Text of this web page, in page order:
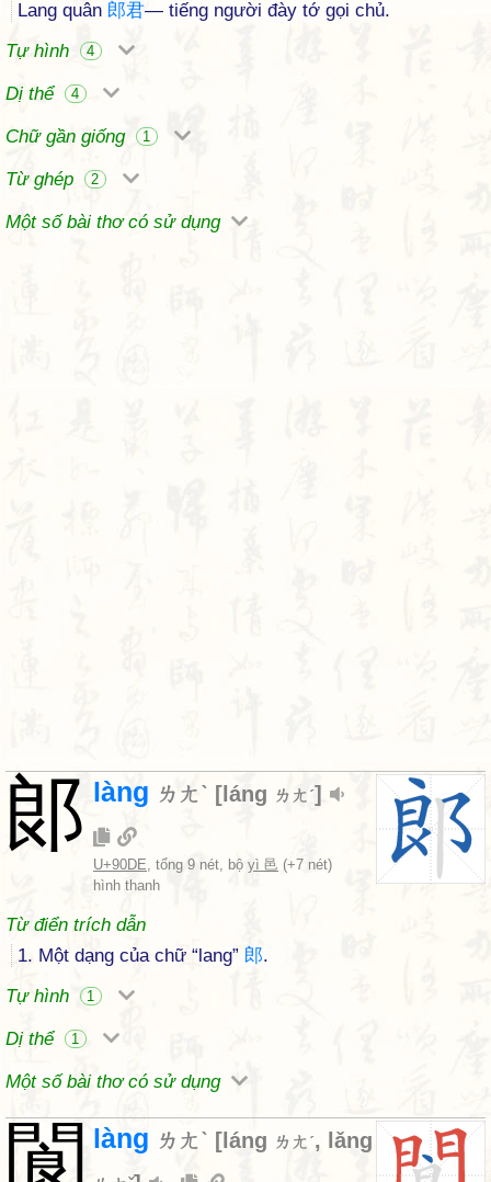
Lang quân 郎君— tiếng người đày tớ gọi chủ.
Tự hình
4
Dị thể 4
Chữ gần giống 1
Từ ghép 2
Một số bài thơ có sử dụng
郞 làng ㄌㄤˋ [ láng ㄌㄤˊ]
U+90DE, tổng 9 nét, bộ yì 邑 (+7 nét)
hình thanh
Từ điển trích dẫn
1. Một dạng của chữ “lang” 郎.
Tự hình
1
Dị thể 1
Một số bài thơ có sử dụng
閬 làng ㄌㄤˋ [ láng ㄌㄤˊ, lǎng